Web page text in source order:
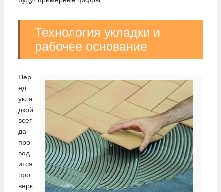
Технология укладки и
рабочее основание
Пер
ед
укла
дкой
всег
да
про
вод
ится
про
верк